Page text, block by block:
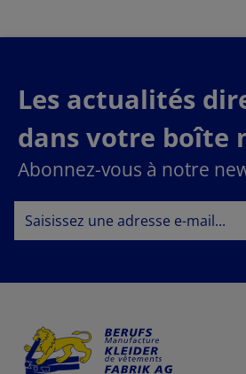
Les actualités
dans votre boîte
Abonnez-vous à notre
Adresse e-mail*
En sélectionnant Continuer, vous